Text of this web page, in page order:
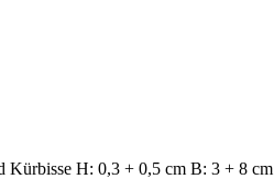
Kürbisse H: 0,3 + 0,5 cm B: 3 + 8 cm